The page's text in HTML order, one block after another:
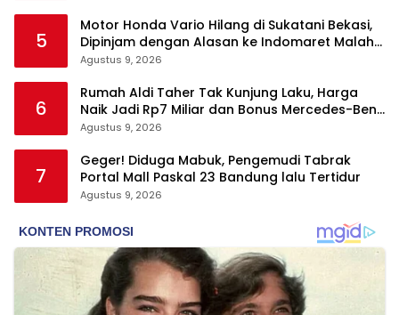
5
Motor Honda Vario Hilang di Sukatani Bekasi,
Dipinjam dengan Alasan ke Indomaret Malah
Tak Kembali
Agustus 9, 2026
6
Rumah Aldi Taher Tak Kunjung Laku, Harga
Naik Jadi Rp7 Miliar dan Bonus Mercedes-Benz
C200
Agustus 9, 2026
7
Geger! Diduga Mabuk, Pengemudi Tabrak
Portal Mall Paskal 23 Bandung lalu Tertidur
Agustus 9, 2026